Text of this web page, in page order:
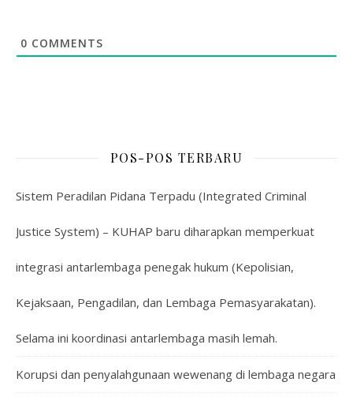
0 COMMENTS
POS-POS TERBARU
Sistem Peradilan Pidana Terpadu (Integrated Criminal
Justice System) – KUHAP baru diharapkan memperkuat
integrasi antarlembaga penegak hukum (Kepolisian,
Kejaksaan, Pengadilan, dan Lembaga Pemasyarakatan).
Selama ini koordinasi antarlembaga masih lemah.
Korupsi dan penyalahgunaan wewenang di lembaga negara